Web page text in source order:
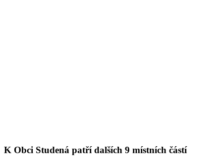
K Obci Studená patří dalších 9 místních částí